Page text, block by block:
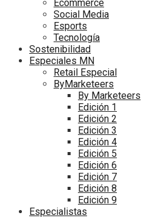
Ecommerce
Social Media
Esports
Tecnología
Sostenibilidad
Especiales MN
Retail Especial
ByMarketeers
By Marketeers
Edición 1
Edición 2
Edición 3
Edición 4
Edición 5
Edición 6
Edición 7
Edición 8
Edición 9
Especialistas